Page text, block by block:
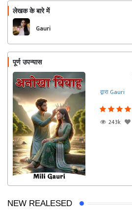
लेखक के बारे में
Gauri
पूर्ण उपन्यास
द्वारा Gauri
243k
NEW REALESED